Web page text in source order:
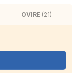
OVIRE (21)